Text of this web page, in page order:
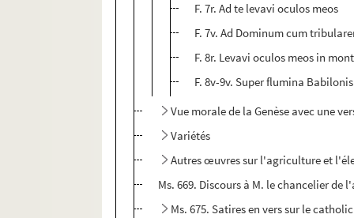
F. 7r. Ad te levavi oculos meos
F. 7v. Ad Dominum cum
F. 8r. Levavi oculos meos in
F. 8v-9v. Super flumina Babilonis
Vue morale de la Genèse avec une
Variétés
Autres œuvres sur l'agriculture et
Ms. 669. Discours à M. le chancelier
Ms. 675. Satires en vers sur le